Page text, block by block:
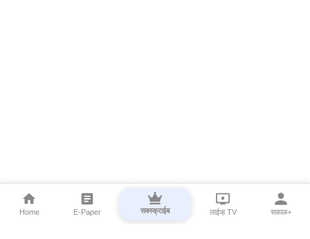
Home E-Paper सबस्क्राईब लाईव्ह TV सकाळ+